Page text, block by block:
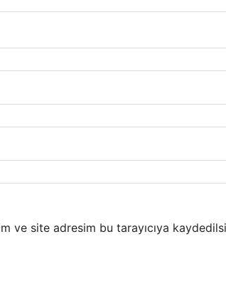
ve site adresim bu tarayıcıya